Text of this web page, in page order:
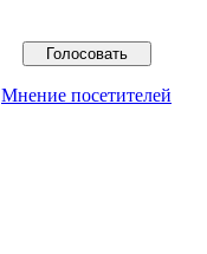
Мнение посетителей